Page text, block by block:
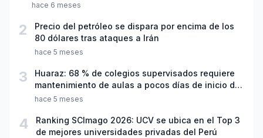
hace 6 meses
2
Precio del petróleo se dispara por encima de los
80 dólares tras ataques a Irán
hace 5 meses
3
Huaraz: 68 % de colegios supervisados requiere
mantenimiento de aulas a pocos días de inicio del
año escolar 2026
hace 5 meses
4
Ranking SCImago 2026: UCV se ubica en el Top 3
de mejores universidades privadas del Perú